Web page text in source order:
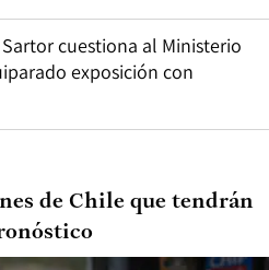
cuestiona al Ministerio
exposición con
de Chile que tendrán